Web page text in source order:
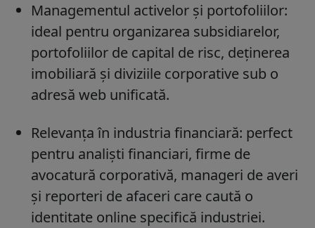
Managementul activelor și portofoliilor:
ideal pentru organizarea subsidiarelor,
portofoliilor de capital de risc, deținerea
imobiliară și diviziile corporative sub o
adresă web unificată.
Relevanța în industria financiară: perfect
pentru analiști financiari, firme de
avocatură corporativă, manageri de averi
și reporteri de afaceri care caută o
identitate online specifică industriei.